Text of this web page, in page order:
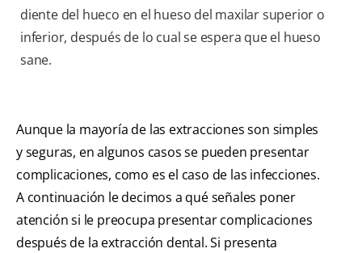
diente del hueco en el hueso del maxilar superior o
inferior, después de lo cual se espera que el hueso
sane.
Aunque la mayoría de las extracciones son simples
y seguras, en algunos casos se pueden presentar
complicaciones, como es el caso de las infecciones.
A continuación le decimos a qué señales poner
atención si le preocupa presentar complicaciones
después de la extracción dental. Si presenta